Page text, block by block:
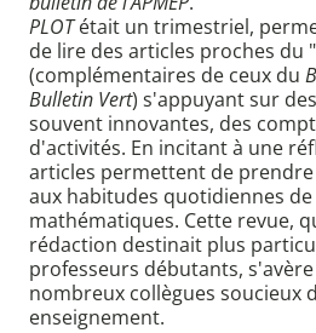
PLOTétait un trimestriel,
de lire des articles proches du
(complémentaires de ceux du
Bulletin Vert) s'appuyant sur
souvent innovantes, des
d'activités. En incitant à une
articles permettent de
aux habitudes quotidiennes
mathématiques. Cette revue,
rédaction destinait plus
professeurs débutants,
nombreux collègues soucieux
enseignement.